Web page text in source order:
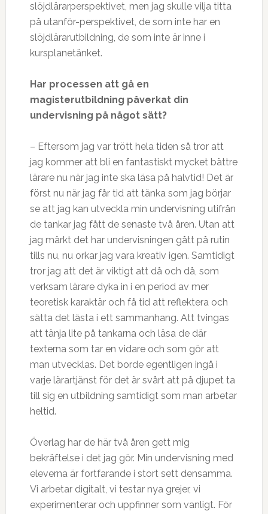
slöjdlärarperspektivet, men jag skulle vilja titta
på utanför-perspektivet, de som inte har en
slöjdlärarutbildning, de som inte är inne i
kursplanetänket.
Har processen att gå en
magisterutbildning påverkat din
undervisning på något sätt?
– Eftersom jag var trött hela tiden så tror att
jag kommer att bli en fantastiskt mycket bättre
lärare nu när jag inte ska läsa på halvtid! Det är
först nu när jag får tid att tänka som jag börjar
se att jag kan utveckla min undervisning utifrån
de tankar jag fått de senaste två åren. Utan att
jag märkt det har undervisningen gått på rutin
tills nu, nu orkar jag vara kreativ igen. Samtidigt
tror jag att det är viktigt att då och då, som
verksam lärare dyka in i en period av mer
teoretisk karaktär och få tid att reflektera och
sätta det lästa i ett sammanhang. Att tvingas
att tänja lite på tankarna och läsa de där
texterna som tar en vidare och som gör att
man utvecklas. Det borde egentligen ingå i
varje lärartjänst för det är svårt att på djupet ta
till sig en utbildning samtidigt som man arbetar
heltid.
Överlag har de här två åren gett mig
bekräftelse i det jag gör. Min undervisning med
eleverna är fortfarande i stort sett densamma.
Vi arbetar digitalt, vi testar nya grejer, vi
experimenterar och uppfinner som vanligt. För